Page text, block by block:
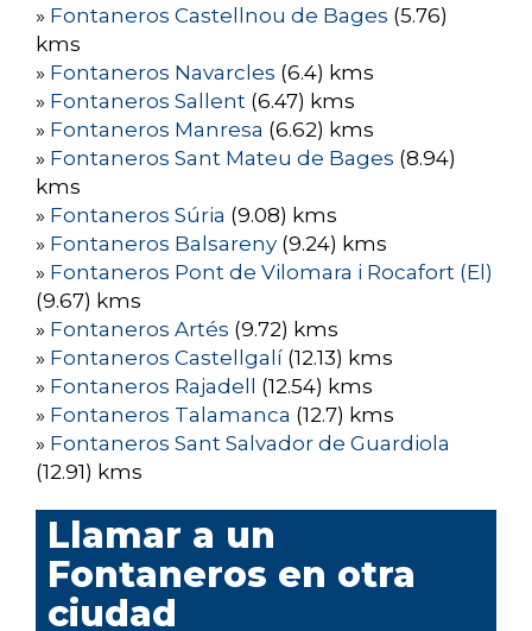
» Fontaneros Castellnou de Bages (5.76)
kms
» Fontaneros Navarcles (6.4) kms
» Fontaneros Sallent (6.47) kms
» Fontaneros Manresa (6.62) kms
» Fontaneros Sant Mateu de Bages (8.94)
kms
» Fontaneros Súria (9.08) kms
» Fontaneros Balsareny (9.24) kms
» Fontaneros Pont de Vilomara i Rocafort (El)
(9.67) kms
» Fontaneros Artés (9.72) kms
» Fontaneros Castellgalí (12.13) kms
» Fontaneros Rajadell
(12.54) kms
» Fontaneros Talamanca (12.7) kms
» Fontaneros Sant Salvador de Guardiola
(12.91) kms
Llamar a un
Fontaneros en otra
ciudad